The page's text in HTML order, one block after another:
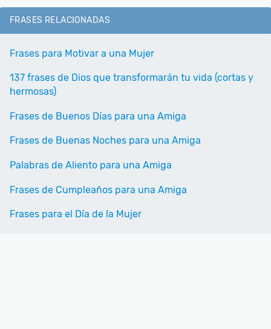
FRASES RELACIONADAS
Frases para Motivar a una Mujer
137 frases de Dios que transformarán tu vida (cortas y
hermosas)
Frases de Buenos Días para una Amiga
Frases de Buenas Noches para una Amiga
Palabras de Aliento para una Amiga
Frases de Cumpleaños para una Amiga
Frases para el Día de la Mujer